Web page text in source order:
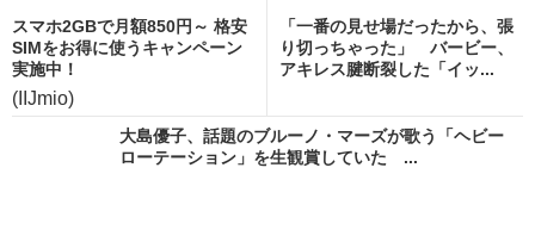
スマホ2GBで月額850円～ 格安
SIMをお得に使うキャンペーン
実施中！
(IIJmio)
「一番の見せ場だったから、張
り切っちゃった」 バービー、
アキレス腱断裂した「イッ...
大島優子、話題のブルーノ・マーズが歌う「ヘビー
ローテーション」を生観賞していた ...